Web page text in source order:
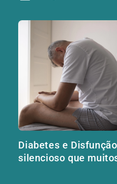
Diabetes e
silencioso que